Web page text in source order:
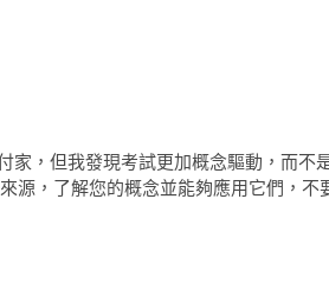
家，但我發現考試更加概念驅動，而不
源，了解您的概念並能夠應用它們，不